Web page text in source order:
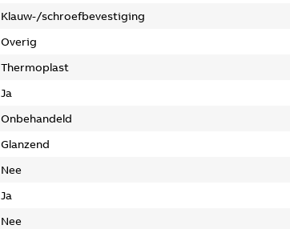
Klauw-/schroefbevestiging
Overig
Thermoplast
Ja
Onbehandeld
Glanzend
Nee
Ja
Nee